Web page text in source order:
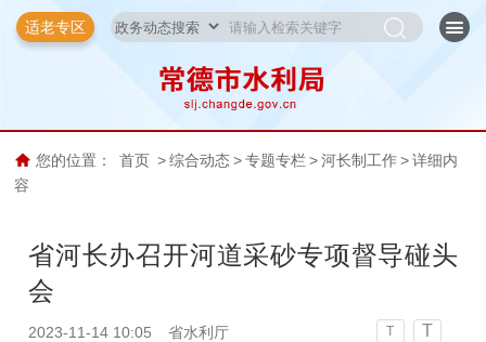
适老专区
您的位置： 首页 > 综合动态 > 专题专栏 > 河长制工作 > 详细内
容
省河长办召开河道采砂专项督导碰头
会
2023-11-14 10:05 省水利厅 T T